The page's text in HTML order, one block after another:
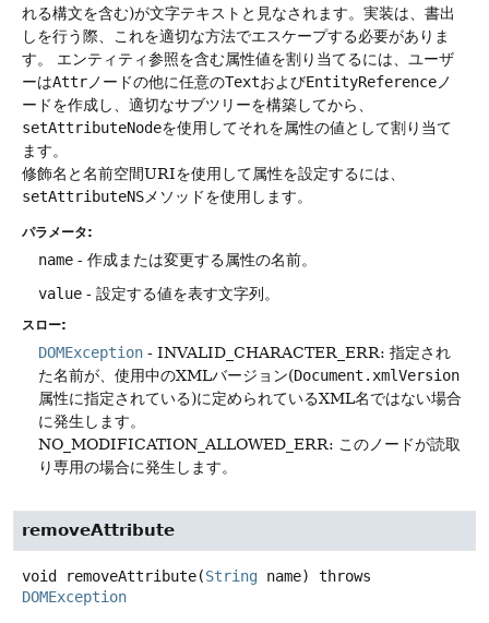
れる構文を含む)が文字テキストと見なされます。実装は、書出
しを行う際、これを適切な方法でエスケープする必要がありま
す。
エンティティ参照を含む属性値を割り当てるには、ユーザ
ーはAttr ノードの他に任意のTextおよびEntityReference ノ
ードを作成し、適切なサブツリーを構築してから、
setAttributeNodeを使用してそれを属性の値として割り当て
ます。
修飾名と名前空間URIを使用して属性を設定するには、
setAttributeNS メソッドを使用します。
パラメータ:
name - 作成または変更する属性の名前。
value - 設定する値を表す文字列。
スロー:
DOMException - INVALID_CHARACTER_ERR: 指定され
た名前が、使用中のXMLバージョン(Document.xmlVersion
属性に指定されている)に定められているXML名ではない場合
に発生します。
NO_MODIFICATION_ALLOWED_ERR: このノードが読取
り専用の場合に発生します。
removeAttribute
void removeAttribute(String name)
throws
DOMException